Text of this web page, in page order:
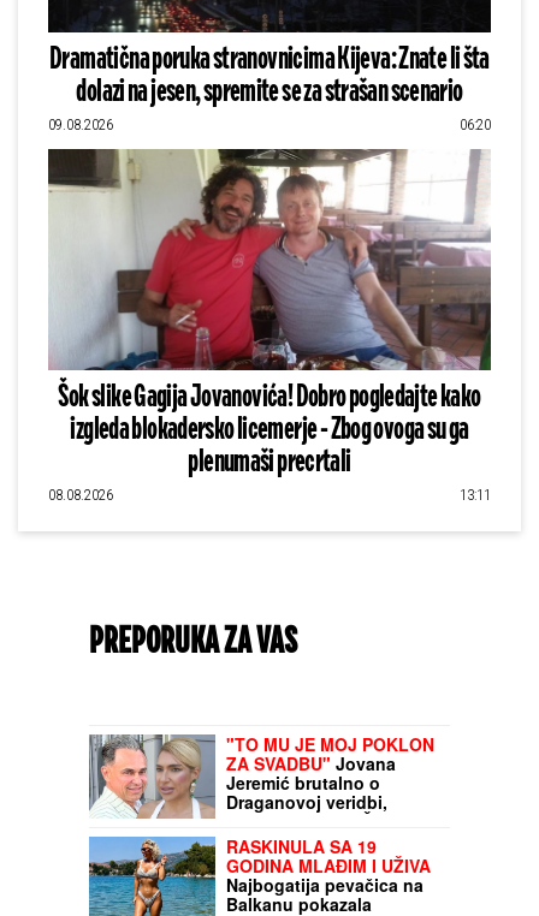
Dramatična poruka stranovnicima Kijeva: Znate li šta
dolazi na jesen, spremite se za strašan scenario
09.08.2026 06:20
Šok slike Gagija Jovanovića! Dobro pogledajte kako
izgleda blokadersko licemerje - Zbog ovoga su ga
plenumaši precrtali
08.08.2026 13:11
PREPORUKA ZA VAS